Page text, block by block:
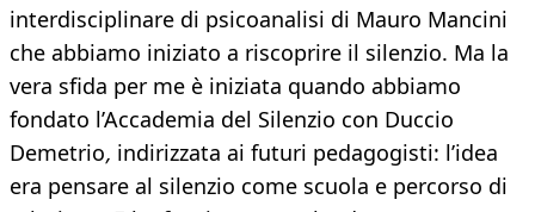
interdisciplinare di psicoanalisi di Mauro Mancini
che abbiamo iniziato a riscoprire il silenzio. Ma la
vera sfida per me è iniziata quando abbiamo
fondato l’Accademia del Silenzio con Duccio
Demetrio, indirizzata ai futuri pedagogisti: l’idea
era pensare al silenzio come scuola e percorso di